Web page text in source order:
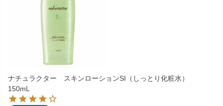
ナチュラクター スキンローションSI（しっとり化粧水）
150mL